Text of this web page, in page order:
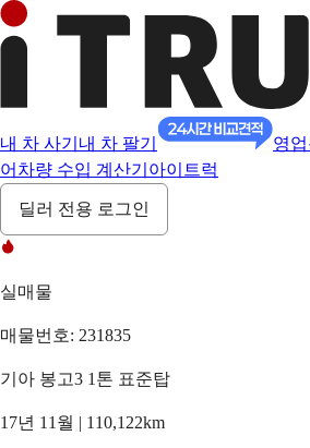
내 차 사기 내 차 팔기 영
어 차량 수입 계산기 아이트럭
딜러 전용 로그인
실매물
매물번호: 231835
기아 봉고3 1톤 표준탑
17년 11월 | 110,122km